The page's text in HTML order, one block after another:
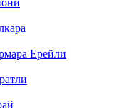
Ерейли